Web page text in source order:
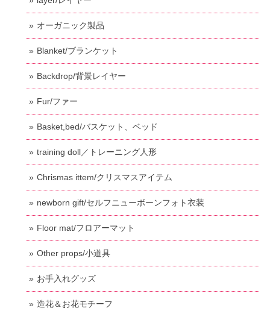
オーガニック製品
Blanket/ブランケット
Backdrop/背景レイヤー
Fur/ファー
Basket,bed/バスケット、ベッド
training doll／トレーニング人形
Chrismas ittem/クリスマスアイテム
newborn gift/セルフニューボーンフォト衣装
Floor mat/フロアーマット
Other props/小道具
お手入れグッズ
造花＆お花モチーフ